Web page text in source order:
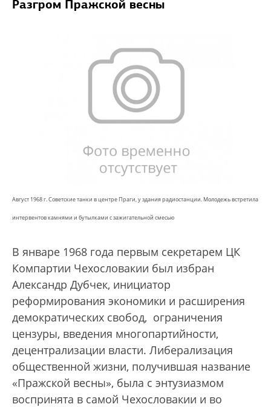
Разгром Пражской весны
Август 1968 г. Советские танки в центре Праги, у здания радиостанции. Молодежь встретила
интервентов камнями и бутылками с зажигательной смесью
В январе 1968 года первым секретарем ЦК
Компартии Чехословакии был избран
Александр Дубчек, инициатор
реформирования экономики и расширения
демократических свобод, ограничения
цензуры, введения многопартийности,
децентрализации власти. Либерализация
общественной жизни, получившая название
«Пражской весны», была с энтузиазмом
воспринята в самой Чехословакии и во